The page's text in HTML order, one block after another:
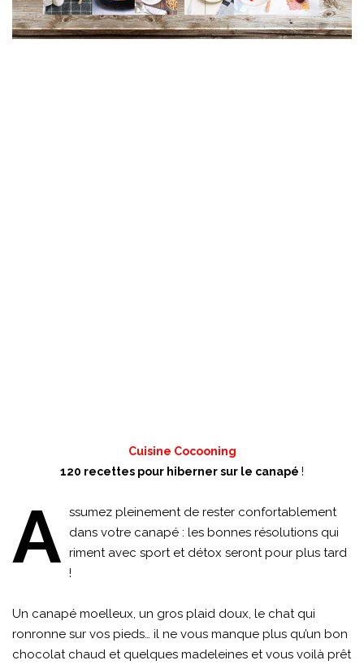
Cuisine Cocooning
120 recettes pour hiberner sur le canapé !
A ssumez pleinement de rester confortablement
dans votre canapé : les bonnes résolutions qui
riment avec sport et détox seront pour plus tard
!
Un canapé moelleux, un gros plaid doux, le chat qui
ronronne sur vos pieds… il ne vous manque plus qu’un bon
chocolat chaud et quelques madeleines et vous voilà prêt